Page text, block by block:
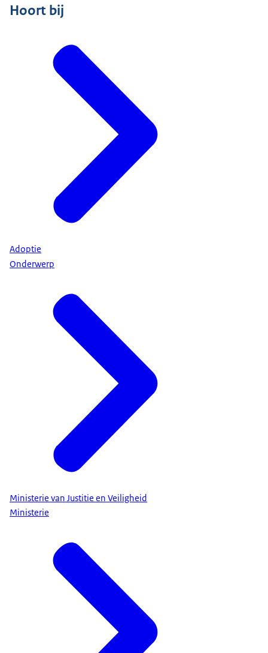
Hoort bij
Adoptie
Onderwerp
Ministerie van Justitie en Veiligheid
Ministerie